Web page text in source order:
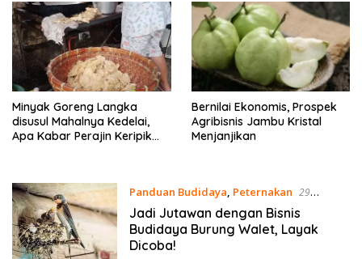
Minyak Goreng Langka
disusul Mahalnya Kedelai,
Apa Kabar Perajin Keripik
Bernilai Ekonomis, Prospek
Agribisnis Jambu Kristal
Menjanjikan
Panduan Budidaya, Peternakan 29
November 2021
Jadi Jutawan dengan Bisnis
Budidaya Burung Walet, Layak
Dicoba!